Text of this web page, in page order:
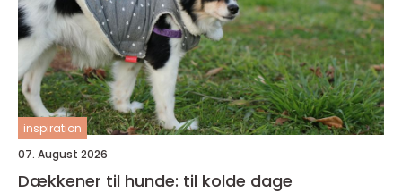
inspiration
07. August 2026
Dækkener til hunde: til kolde dage